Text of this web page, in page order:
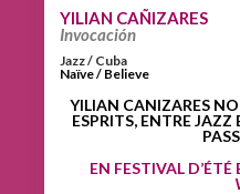
YILIAN CAÑIZARES
Invocación
Jazz / Cuba
Naïve / Believe
YILIAN CANIZARES
ESPRITS, ENTRE
EN FESTIVAL D’ÉTÉ